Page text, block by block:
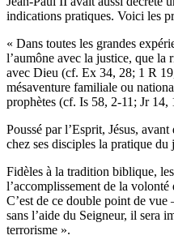
indications pratiques. Voici les
« Dans toutes les grandes
l’aumône avec la justice, que la
avec Dieu (cf. Ex 34, 28; 1 R
mésaventure familiale ou
prophètes (cf. Is 58, 2-11; Jr 14,
Poussé par l’Esprit, Jésus,
chez ses disciples la pratique
Fidèles à la tradition biblique,
l’accomplissement de la
C’est de ce double point de
sans l’aide du Seigneur, il sera
terrorisme ».